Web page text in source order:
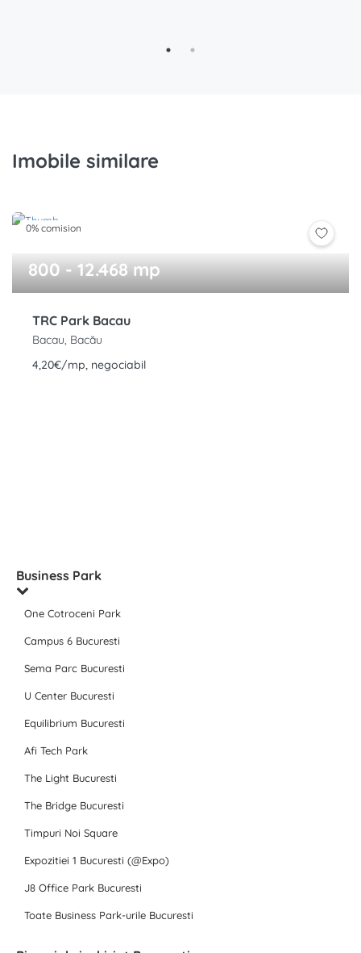
Imobile similare
0% comision
800 - 12.468 mp
TRC Park Bacau
Bacau, Bacău
4,20€/mp, negociabil
Business Park
One Cotroceni Park
Campus 6 Bucuresti
Sema Parc Bucuresti
U Center Bucuresti
Equilibrium Bucuresti
Afi Tech Park
The Light Bucuresti
The Bridge Bucuresti
Timpuri Noi Square
Expozitiei 1 Bucuresti (@Expo)
J8 Office Park Bucuresti
Toate Business Park-urile Bucuresti